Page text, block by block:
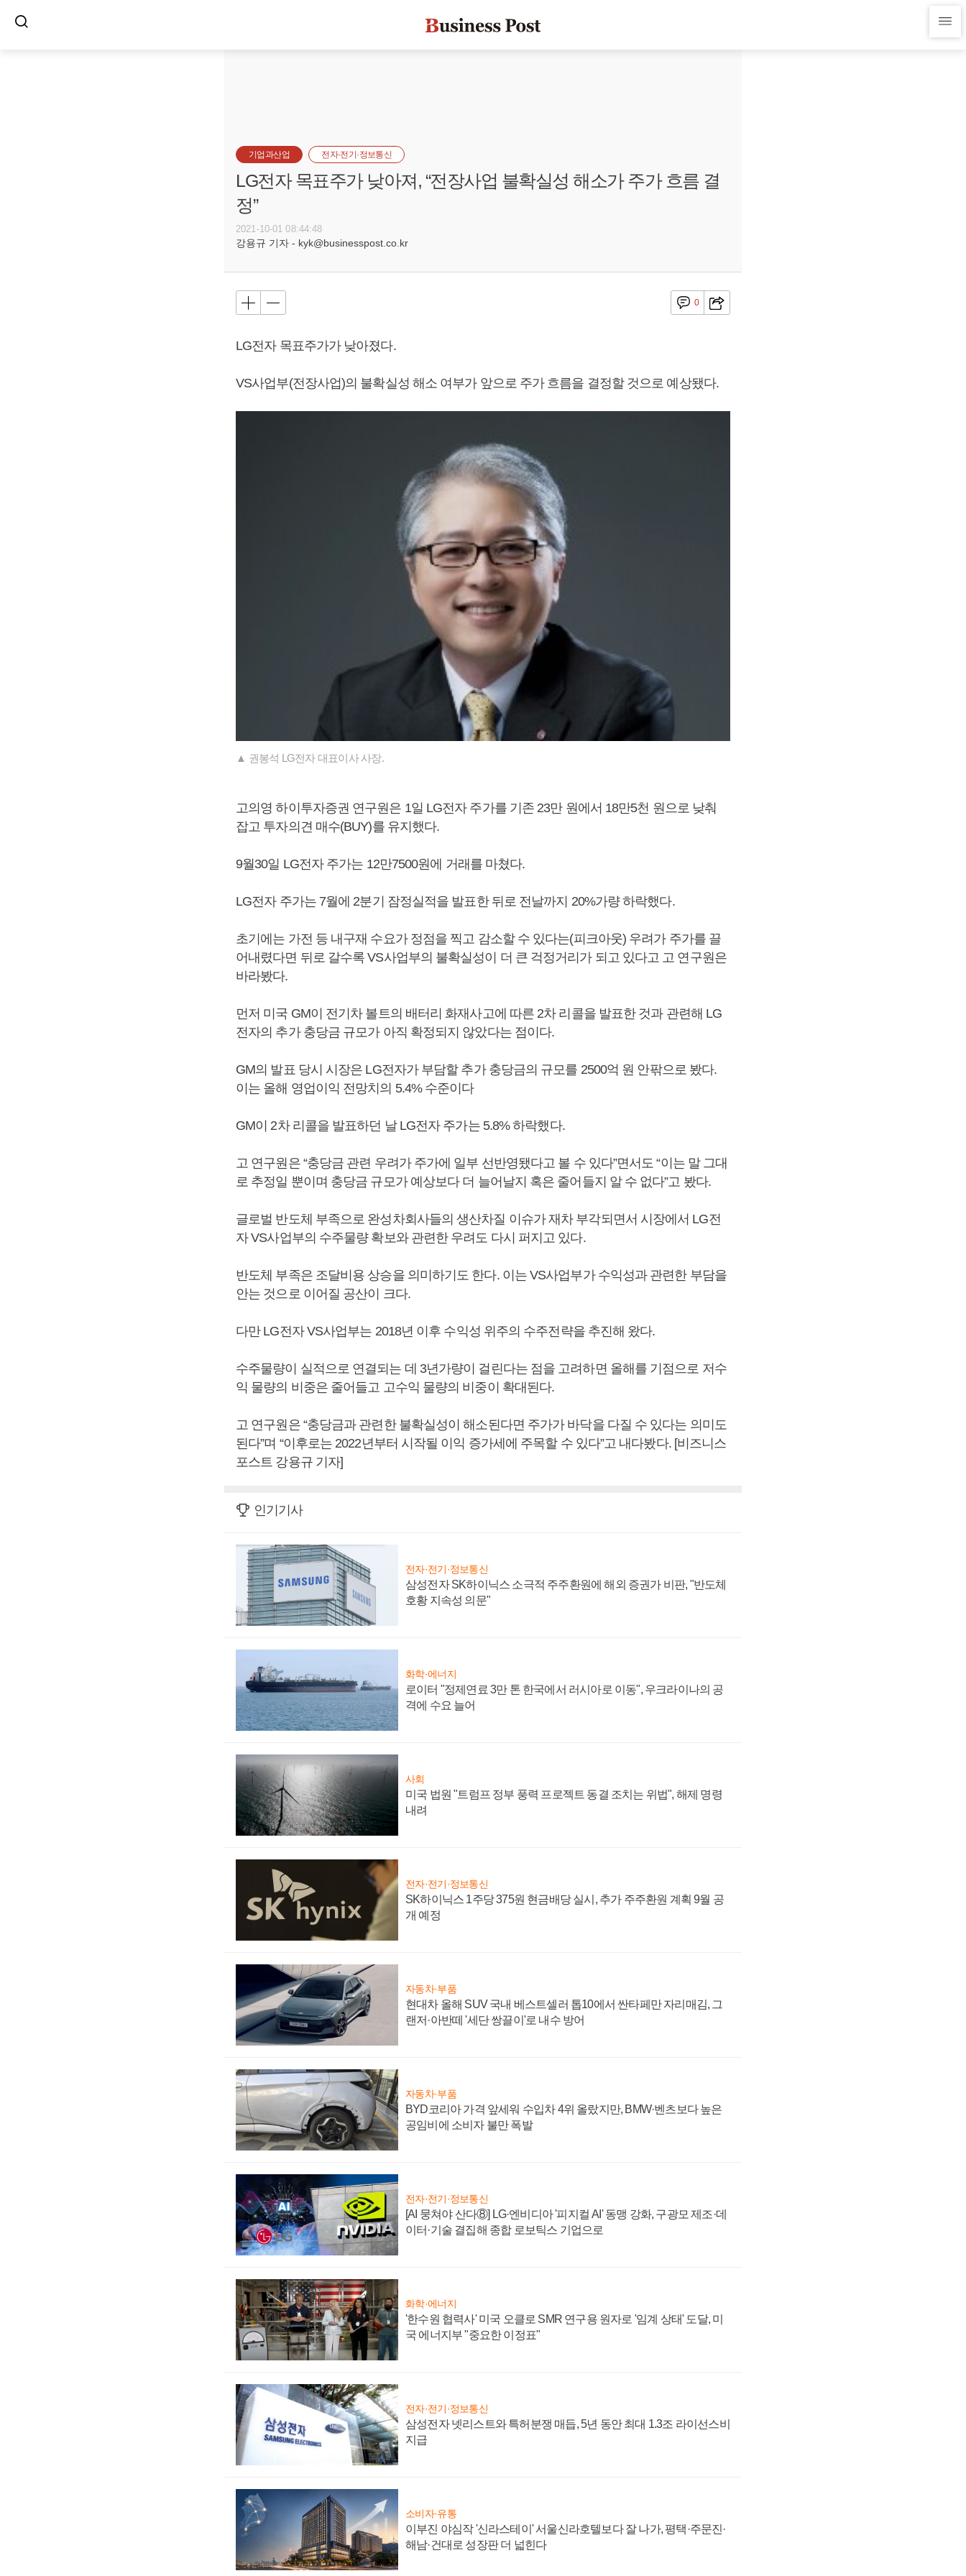
기업과산업 전자·전기·정보통신
LG전자 목표주가 낮아져, “전장사업 불확실성 해소가 주가 흐름 결
정”
2021-10-01 08:44:48
강용규 기자 - kyk@businesspost.co.kr
0
LG전자 목표주가가 낮아졌다.
VS사업부(전장사업)의 불확실성 해소 여부가 앞으로 주가 흐름을 결정할 것으로 예상됐다.
▲ 권봉석 LG전자 대표이사 사장.
고의영 하이투자증권 연구원은 1일 LG전자 주가를 기존 23만 원에서 18만5천 원으로 낮춰
잡고 투자의견 매수(BUY)를 유지했다.
9월30일 LG전자 주가는 12만7500원에 거래를 마쳤다.
LG전자 주가는 7월에 2분기 잠정실적을 발표한 뒤로 전날까지 20%가량 하락했다.
초기에는 가전 등 내구재 수요가 정점을 찍고 감소할 수 있다는(피크아웃) 우려가 주가를 끌
어내렸다면 뒤로 갈수록 VS사업부의 불확실성이 더 큰 걱정거리가 되고 있다고 고 연구원은
바라봤다.
먼저 미국 GM이 전기차 볼트의 배터리 화재사고에 따른 2차 리콜을 발표한 것과 관련해 LG
전자의 추가 충당금 규모가 아직 확정되지 않았다는 점이다.
GM의 발표 당시 시장은 LG전자가 부담할 추가 충당금의 규모를 2500억 원 안팎으로 봤다.
이는 올해 영업이익 전망치의 5.4% 수준이다
GM이 2차 리콜을 발표하던 날 LG전자 주가는 5.8% 하락했다.
고 연구원은 “충당금 관련 우려가 주가에 일부 선반영됐다고 볼 수 있다”면서도 “이는 말 그대
로 추정일 뿐이며 충당금 규모가 예상보다 더 늘어날지 혹은 줄어들지 알 수 없다”고 봤다.
글로벌 반도체 부족으로 완성차회사들의 생산차질 이슈가 재차 부각되면서 시장에서 LG전
자 VS사업부의 수주물량 확보와 관련한 우려도 다시 퍼지고 있다.
반도체 부족은 조달비용 상승을 의미하기도 한다. 이는 VS사업부가 수익성과 관련한 부담을
안는 것으로 이어질 공산이 크다.
다만 LG전자 VS사업부는 2018년 이후 수익성 위주의 수주전략을 추진해 왔다.
수주물량이 실적으로 연결되는 데 3년가량이 걸린다는 점을 고려하면 올해를 기점으로 저수
익 물량의 비중은 줄어들고 고수익 물량의 비중이 확대된다.
고 연구원은 “충당금과 관련한 불확실성이 해소된다면 주가가 바닥을 다질 수 있다는 의미도
된다”며 “이후로는 2022년부터 시작될 이익 증가세에 주목할 수 있다”고 내다봤다. [비즈니스
포스트 강용규 기자]
인기기사
전자·전기·정보통신
삼성전자 SK하이닉스 소극적 주주환원에 해외 증권가 비판, "반도체
호황 지속성 의문"
화학·에너지
로이터 "정제연료 3만 톤 한국에서 러시아로 이동", 우크라이나의 공
격에 수요 늘어
사회
미국 법원 "트럼프 정부 풍력 프로젝트 동결 조치는 위법", 해제 명령
내려
전자·전기·정보통신
SK하이닉스 1주당 375원 현금배당 실시, 추가 주주환원 계획 9월 공
개 예정
자동차·부품
현대차 올해 SUV 국내 베스트셀러 톱10에서 싼타페만 자리매김, 그
랜저·아반떼 '세단 쌍끌이'로 내수 방어
자동차·부품
BYD코리아 가격 앞세워 수입차 4위 올랐지만, BMW·벤츠보다 높은
공임비에 소비자 불만 폭발
전자·전기·정보통신
[AI 뭉쳐야 산다⑧] LG·엔비디아 '피지컬 AI' 동맹 강화, 구광모 제조·데
이터·기술 결집해 종합 로보틱스 기업으로
화학·에너지
'한수원 협력사' 미국 오클로 SMR 연구용 원자로 '임계 상태' 도달, 미
국 에너지부 "중요한 이정표"
전자·전기·정보통신
삼성전자 넷리스트와 특허분쟁 매듭, 5년 동안 최대 1.3조 라이선스비
지급
소비자·유통
이부진 야심작 '신라스테이' 서울신라호텔보다 잘 나가, 평택·주문진·
해남·건대로 성장판 더 넓힌다